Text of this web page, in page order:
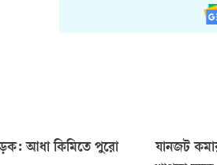
আধা কিমিতে পুরো
যানজট